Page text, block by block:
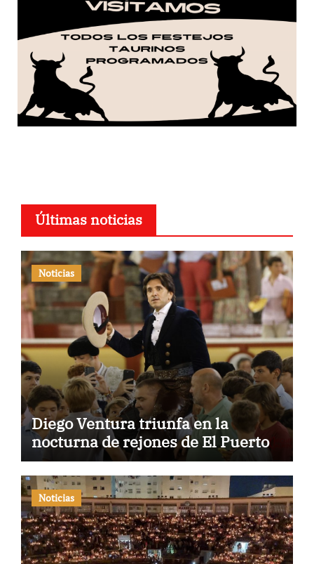
Últimas noticias
Noticias
Diego Ventura triunfa en la
nocturna de rejones de El Puerto
Noticias